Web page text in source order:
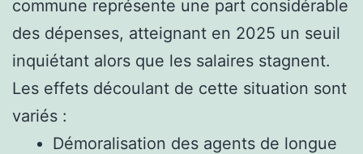
commune représente une part considérable
des dépenses, atteignant en 2025 un seuil
inquiétant alors que les salaires stagnent.
Les effets découlant de cette situation sont
variés :
Démoralisation des agents de longue